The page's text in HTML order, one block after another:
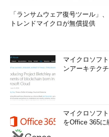
「ランサムウェア復号ツール」、
トレンドマイクロが無償提供
マイクロソフ
ンアーキテク
マイクロソフ
をOffice 365に